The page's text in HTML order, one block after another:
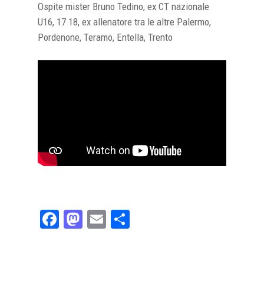
Ospite mister Bruno Tedino, ex CT nazionale
U16, 17 18, ex allenatore tra le altre Palermo,
Pordenone, Teramo, Entella, Trento
Facebook
Mastodon
Email